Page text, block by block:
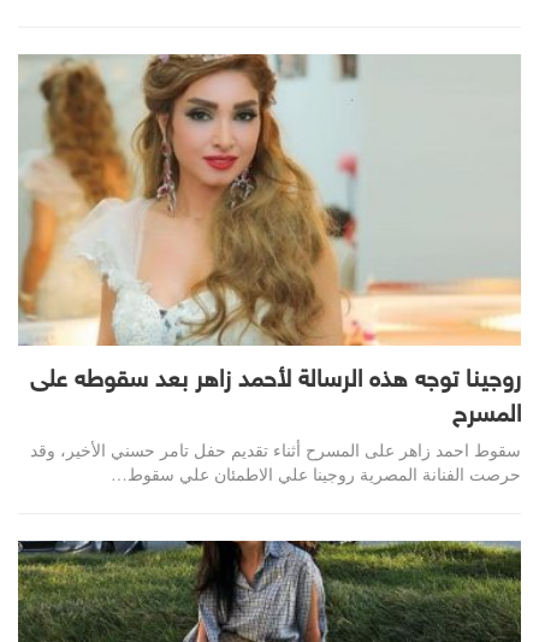
روجينا توجه هذه الرسالة لأحمد زاهر بعد سقوطه على
المسرح
سقوط احمد زاهر على المسرح أثناء تقديم حفل تامر حسني الأخير، وقد
حرصت الفنانة المصرية روجينا علي الاطمئان علي سقوط…